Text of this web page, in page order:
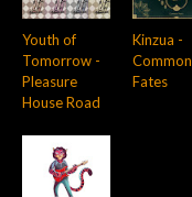
Youth of
Tomorrow -
Pleasure
House Road
Kinzua -
Common
Fates